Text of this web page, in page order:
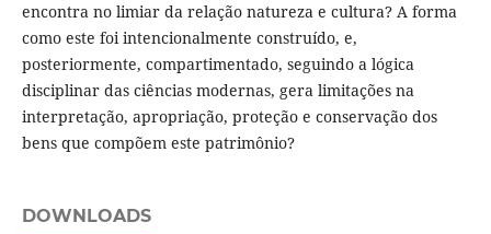
encontra no limiar da relação natureza e cultura? A forma
como este foi intencionalmente construído, e,
posteriormente, compartimentado, seguindo a lógica
disciplinar das ciências modernas, gera limitações na
interpretação, apropriação, proteção e conservação dos
bens que compõem este patrimônio?
DOWNLOADS